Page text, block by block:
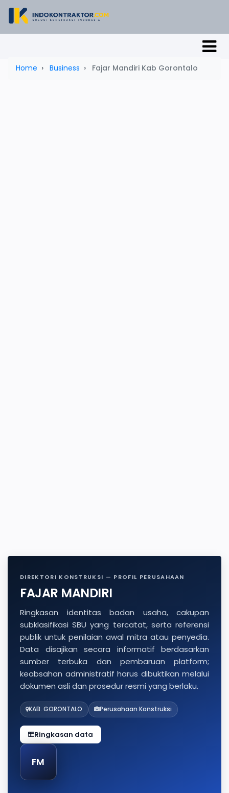
Home Business Fajar Mandiri Kab Gorontalo
DIREKTORI KONSTRUKSI — PROFIL PERUSAHAAN
FAJAR MANDIRI
Ringkasan identitas badan usaha, cakupan
subklasifikasi SBU yang tercatat, serta referensi
publik untuk penilaian awal mitra atau penyedia.
Data disajikan secara informatif berdasarkan
sumber terbuka dan pembaruan platform;
keabsahan administratif harus dibuktikan melalui
dokumen asli dan prosedur resmi yang berlaku.
KAB. GORONTALO Perusahaan Konstruksi
Ringkasan data
FM